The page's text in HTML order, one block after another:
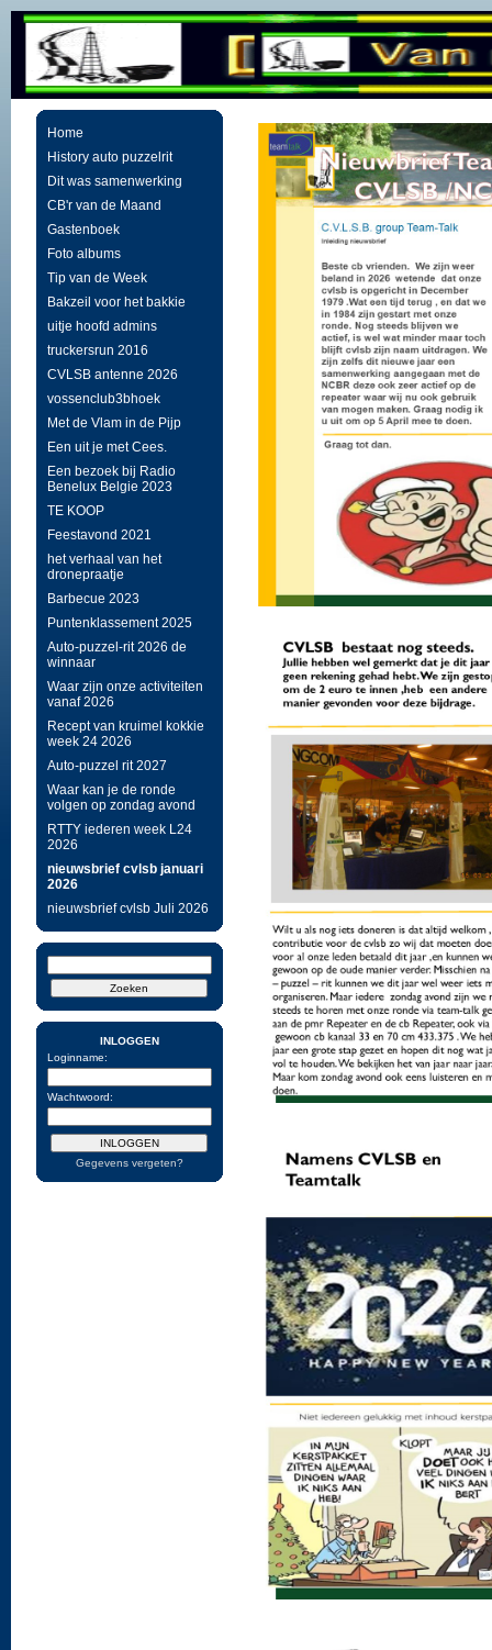
Home
History auto puzzelrit
Dit was samenwerking
CB'r van de Maand
Gastenboek
Foto albums
Tip van de Week
Bakzeil voor het bakkie
uitje hoofd admins
truckersrun 2016
CVLSB antenne 2026
vossenclub3bhoek
Met de Vlam in de Pijp
Een uit je met Cees.
Een bezoek bij Radio
Benelux Belgie 2023
TE KOOP
Feestavond 2021
het verhaal van het
dronepraatje
Barbecue 2023
Puntenklassement 2025
Auto-puzzel-rit 2026 de
winnaar
Waar zijn onze activiteiten
vanaf 2026
Recept van kruimel kokkie
week 24 2026
Auto-puzzel rit 2027
Waar kan je de ronde
volgen op zondag avond
RTTY iederen week L24
2026
nieuwsbrief cvlsb januari
2026
nieuwsbrief cvlsb Juli 2026
INLOGGEN
Loginname:
Wachtwoord:
Gegevens vergeten?